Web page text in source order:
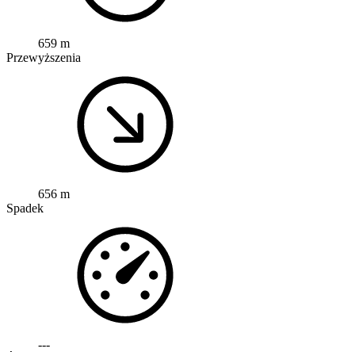
659 m
Przewyższenia
656 m
Spadek
---